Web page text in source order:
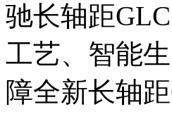
驰长轴距
工艺、智能
障全新长轴